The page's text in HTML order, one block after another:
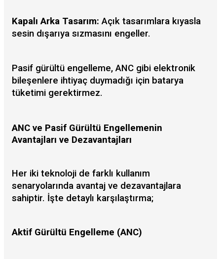
Kapalı Arka Tasarım: Açık tasarımlara kıyasla
sesin dışarıya sızmasını engeller.
Pasif gürültü engelleme, ANC gibi elektronik
bileşenlere ihtiyaç duymadığı için batarya
tüketimi gerektirmez.
ANC ve Pasif Gürültü Engellemenin
Avantajları ve Dezavantajları
Her iki teknoloji de farklı kullanım
senaryolarında avantaj ve dezavantajlara
sahiptir. İşte detaylı karşılaştırma;
Aktif Gürültü Engelleme (ANC)